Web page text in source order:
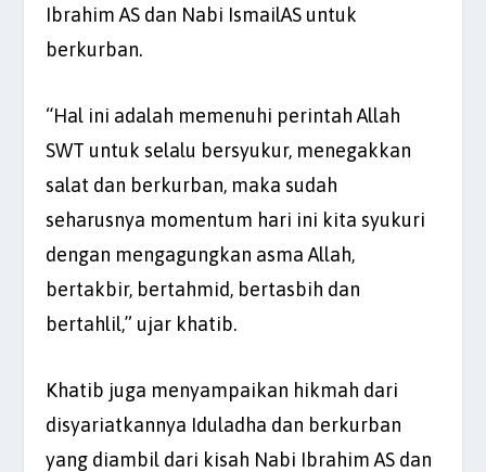
Ibrahim AS dan Nabi IsmailAS untuk
berkurban.
“Hal ini adalah memenuhi perintah Allah
SWT untuk selalu bersyukur, menegakkan
salat dan berkurban, maka sudah
seharusnya momentum hari ini kita syukuri
dengan mengagungkan asma Allah,
bertakbir, bertahmid, bertasbih dan
bertahlil,” ujar khatib.
Khatib juga menyampaikan hikmah dari
disyariatkannya Iduladha dan berkurban
yang diambil dari kisah Nabi Ibrahim AS dan